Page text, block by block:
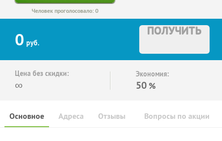
Человек проголосовало: 0
0 руб.
ПОЛУЧИТЬ
Цена без скидки:
∞
Экономия:
50 %
Основное Отзывы Вопросы по акции
Адреса